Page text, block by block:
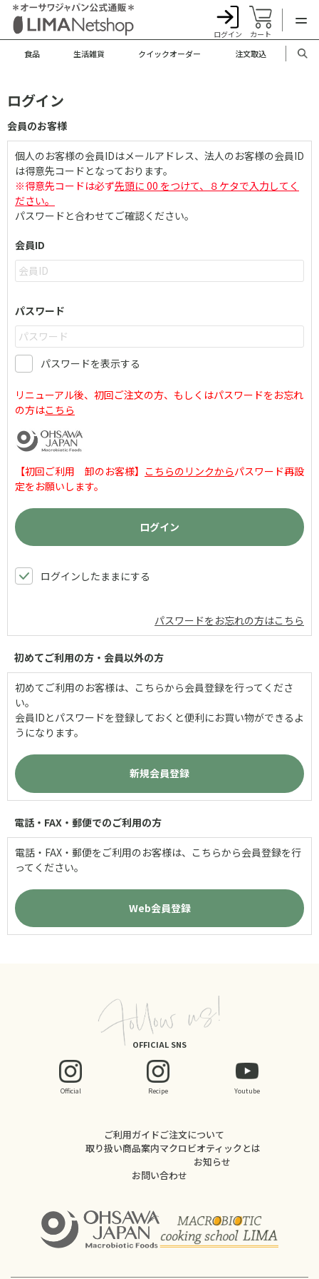
ログイン カート
食品 生活雑貨 クイックオーダー 注文取込
ログイン
会員のお客様
個人のお客様の会員IDはメールアドレス、法人のお客様の会員ID
は得意先コードとなっております。
※得意先コードは必ず先頭に 00 をつけて、８ケタで入力してく
ださい。
パスワードと合わせてご確認ください。
会員ID
パスワード
パスワードを表示する
リニューアル後、初回ご注文の方、もしくはパスワードをお忘れ
の方はこちら
【初回ご利用 卸のお客様】 こちらのリンクからパスワード再設
定をお願いします。
ログインしたままにする
パスワードをお忘れの方はこちら
初めてご利用の方・会員以外の方
初めてご利用のお客様は、こちらから会員登録を行ってくださ
い。
会員IDとパスワードを登録しておくと便利にお買い物ができるよ
うになります。
電話・FAX・郵便でのご利用の方
電話・FAX・郵便をご利用のお客様は、こちらから会員登録を行
ってください。
OFFICIAL SNS
Official Recipe Youtube
ご利用ガイドご注文について
取り扱い商品案内マクロビオティックとは
お知らせ
お問い合わせ